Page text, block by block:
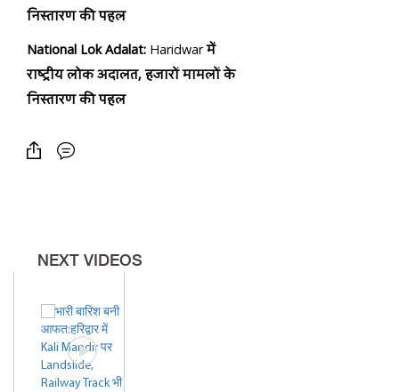
निस्तारण की पहल
National Lok Adalat: Haridwarमें
राष्ट्रीय लोक अदालत,हजारों मामलों के
निस्तारण की पहल
NEXT VIDEOS